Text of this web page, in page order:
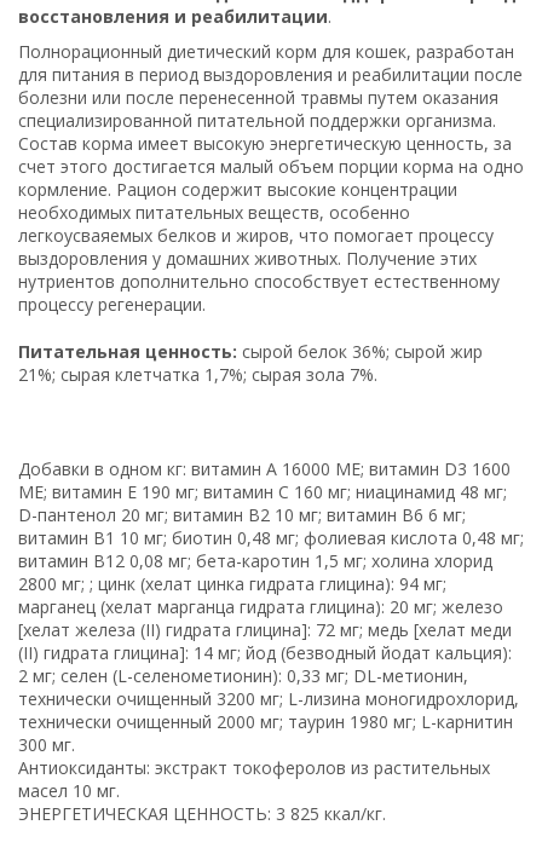
восстановления и реабилитации.
Полнорационный диетический корм для кошек, разработан
для питания в период выздоровления и реабилитации после
болезни или после перенесенной травмы путем оказания
специализированной питательной поддержки организма.
Состав корма имеет высокую энергетическую ценность, за
счет этого достигается малый объем порции корма на одно
кормление. Рацион содержит высокие концентрации
необходимых питательных веществ, особенно
легкоусваяемых белков и жиров, что помогает процессу
выздоровления у домашних животных. Получение этих
нутриентов дополнительно способствует естественному
процессу регенерации.
Питательная ценность: сырой белок 36%; сырой жир
21%; сырая клетчатка 1,7%; сырая зола 7%.
Добавки в одном кг: витамин А 16000 МЕ; витамин D3 1600
МЕ; витамин E 190 мг; витамин C 160 мг; ниацинамид 48 мг;
D-пантенол 20 мг; витамин B2 10 мг; витамин B6 6 мг;
витамин B1 10 мг; биотин 0,48 мг; фолиевая кислота 0,48 мг;
витамин B12 0,08 мг; бета-каротин 1,5 мг; холина хлорид
2800 мг; ; цинк (хелат цинка гидрата глицина): 94 мг;
марганец (хелат марганца гидрата глицина): 20 мг; железо
[хелат железа (II) гидрата глицина]: 72 мг; медь [хелат меди
(II) гидрата глицина]: 14 мг; йод (безводный йодат кальция):
2 мг; селен (L-селенометионин): 0,33 мг; DL-метионин,
технически очищенный 3200 мг; L-лизина моногидрохлорид,
технически очищенный 2000 мг; таурин 1980 мг; L-карнитин
300 мг.
Антиоксиданты: экстракт токоферолов из растительных
масел 10 мг.
ЭНЕРГЕТИЧЕСКАЯ ЦЕННОСТЬ: 3 825 ккал/кг.